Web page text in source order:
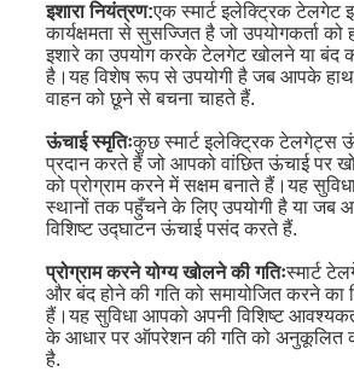
इशारा नियंत्रण:एक स्मार्ट इलेक्ट्रिक टेलगेट
कार्यक्षमता से सुसज्जित है जो उपयोगकर्ता
इशारे का उपयोग करके टेलगेट खोलने या बंद
है।यह विशेष रूप से उपयोगी है जब आपके
वाहन को छूने से बचना चाहते हैं.
ऊंचाई स्मृतिःकुछ स्मार्ट इलेक्ट्रिक टेलगेट्स
प्रदान करते हैं जो आपको वांछित ऊंचाई पर
को प्रोग्राम करने में सक्षम बनाते हैं।यह
स्थानों तक पहुँचने के लिए उपयोगी है या जब
विशिष्ट उद्घाटन ऊंचाई पसंद करते हैं.
प्रोग्राम करने योग्य खोलने की गतिःस्मार्ट
और बंद होने की गति को समायोजित करने का
हैं।यह सुविधा आपको अपनी विशिष्ट
के आधार पर ऑपरेशन की गति को अनुकूलित
है.